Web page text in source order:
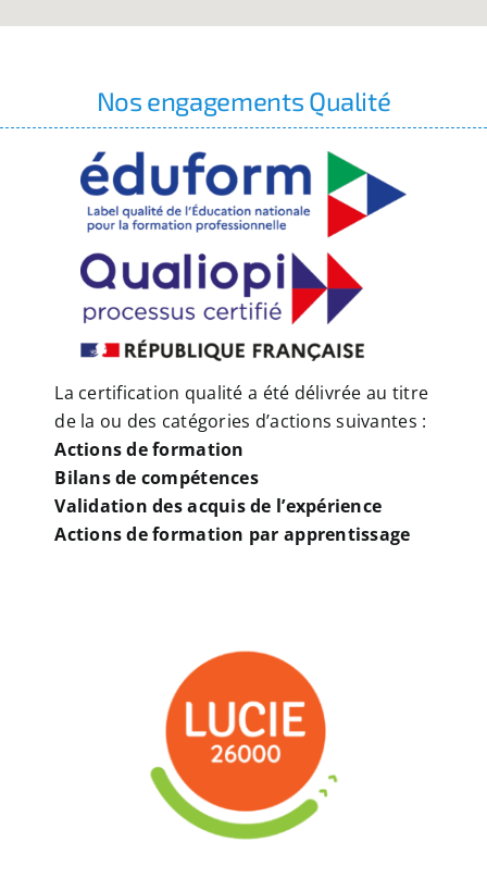
Nos engagements Qualité
La certification qualité a été délivrée au titre
de la ou des catégories d’actions suivantes :
Actions de formation
Bilans de compétences
Validation des acquis de l’expérience
Actions de formation par apprentissage